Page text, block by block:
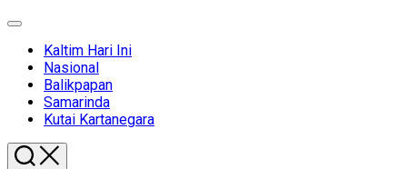
Expand
Current
Page
Parent
Kaltim Hari Ini
Nasional
Balikpapan
Samarinda
Kutai Kartanegara